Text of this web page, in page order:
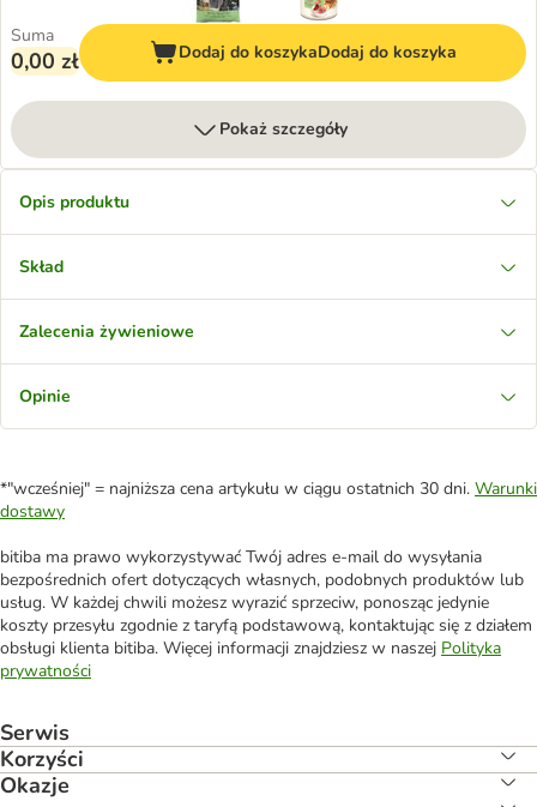
Suma
0,00 zł Dodaj do koszykaDodaj do koszyka
Pokaż szczegóły
Opis produktu
Skład
Zalecenia żywieniowe
Opinie
*"wcześniej" = najniższa cena artykułu w ciągu ostatnich 30 dni. Warunki
dostawy
bitiba ma prawo wykorzystywać Twój adres e-mail do wysyłania
bezpośrednich ofert dotyczących własnych, podobnych produktów lub
usług. W każdej chwili możesz wyrazić sprzeciw, ponosząc jedynie
koszty przesyłu zgodnie z taryfą podstawową, kontaktując się z działem
obsługi klienta bitiba. Więcej informacji znajdziesz w naszej Polityka
prywatności
Serwis
Korzyści
Okazje